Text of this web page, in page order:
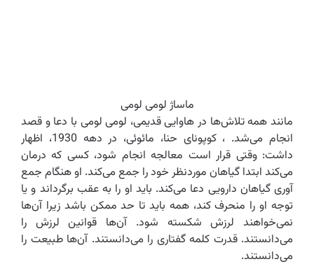
ماساژ لومی لومی
مانند همه تلاش‌ها در هاوایی قدیمی، لومی لومی با دعا و قصد
انجام می‌شد. ، کوپونای حنا، مائوئی، در دهه 1930، اظهار
داشت: وقتی قرار است معالجه انجام شود، کسی که درمان
می‌کند ابتدا گیاهان موردنظر خود را جمع می‌کند. او هنگام جمع
آوری گیاهان دارویی دعا می‌کند. باید او را به عقب برگرداند و یا
توجه او را منحرف کند، همه باید تا حد ممکن باشد زیرا آن‌ها
نمی‌خواهند لرزش شکسته شود. آن‌ها قوانین لرزش را
می‌دانستند. قدرت کلمه گفتاری را می‌دانستند. آن‌ها طبیعت را
می‌دانستند.